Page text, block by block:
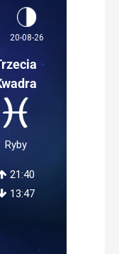
20-08-26
Ryby
21:40
13:47